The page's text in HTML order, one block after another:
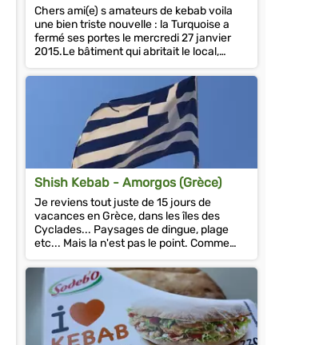
Chers ami(e) s amateurs de kebab voila
une bien triste nouvelle : la Turquoise a
fermé ses portes le mercredi 27 janvier
2015.Le bâtiment qui abritait le local,
depuis 1997, va...
Shish Kebab - Amorgos (Grèce)
Je reviens tout juste de 15 jours de
vacances en Grèce, dans les îles des
Cyclades... Paysages de dingue, plage
etc... Mais la n'est pas le point. Comme
vous l'imaginez, le...